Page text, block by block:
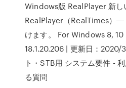
Windows版 RealPlayer 新し
RealPlayer（RealTimes）―
けます。 For Windows 8, 10
18.1.20.206 | 更新日：2020/
ト・STB用 システム要件 -
る質問